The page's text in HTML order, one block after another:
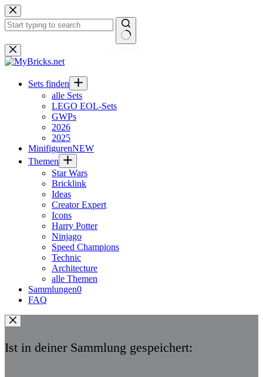
Zum
Inhalt
springen
Keine
Ergebnisse
Sets finden
alle Sets
LEGO EOL-Sets
GWPs
2026
2025
MinifigurenNEW
Themen
Star Wars
Bricklink
Ideas
Creator Expert
Icons
Harry Potter
Ninjago
Speed Champions
Technic
Architecture
alle Themen
Sammlungen0
FAQ
Ist in deiner Sammlung gespeichert: